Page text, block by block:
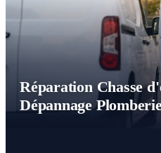
Réparation Chasse
Dépannage